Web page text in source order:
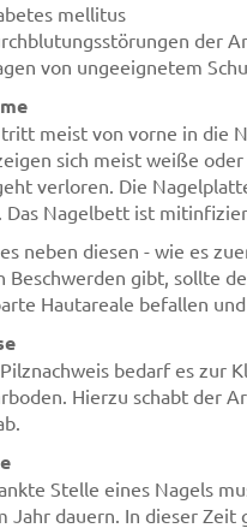
mellitus
der
von ungeeignetem
meist von vorne in die
sich meist weiße
verloren. Die
Das Nagelbett ist
neben diesen - wie es
Beschwerden gibt, sollte
Hautareale befallen
bedarf es zur
Hierzu schabt der
Stelle eines Nagels
Jahr dauern. In dieser